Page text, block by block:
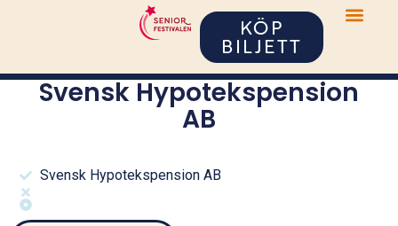
KÖP
BILJETT
Svensk Hypotekspension
AB
Svensk Hypotekspension AB